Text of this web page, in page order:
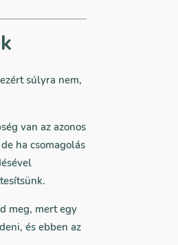
súlyra nem,
van az azonos
ha csomagolás
meg, mert egy
és ebben az